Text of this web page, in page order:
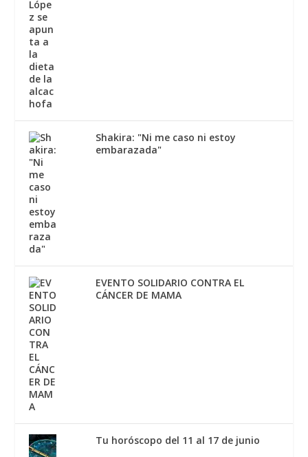
Shakira: "Ni me caso ni estoy
embarazada"
EVENTO SOLIDARIO CONTRA EL
CÁNCER DE MAMA
Tu horóscopo del 11 al 17 de junio